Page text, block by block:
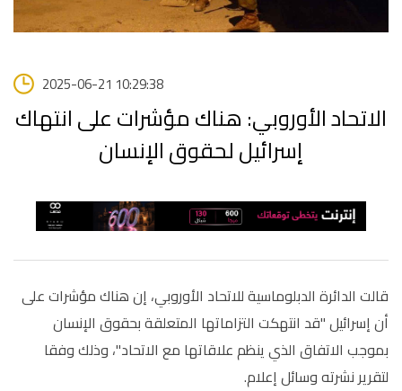
2025-06-21 10:29:38
الاتحاد الأوروبي: هناك مؤشرات على انتهاك
إسرائيل لحقوق الإنسان
قالت الدائرة الدبلوماسية للاتحاد الأوروبي، إن هناك مؤشرات على
أن إسرائيل "قد انتهكت التزاماتها المتعلقة بحقوق الإنسان
بموجب الاتفاق الذي ينظم علاقاتها مع الاتحاد"، وذلك وفقا
لتقرير نشرته وسائل إعلام.